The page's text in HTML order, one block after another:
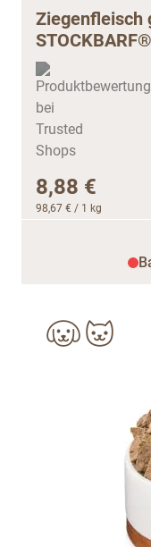
Ziegenfleisch
8,88 €
98,67 € / 1 kg